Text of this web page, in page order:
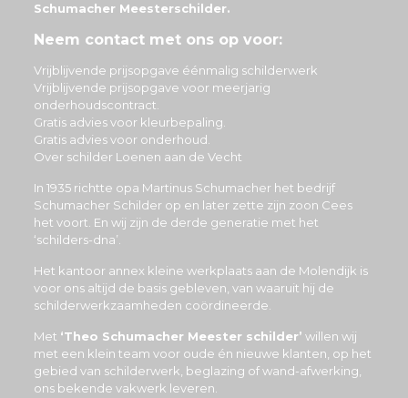
Schumacher Meesterschilder.
Neem contact met ons op voor:
Vrijblijvende prijsopgave éénmalig schilderwerk
Vrijblijvende prijsopgave voor meerjarig
onderhoudscontract.
Gratis advies voor kleurbepaling.
Gratis advies voor onderhoud.
Over schilder Loenen aan de Vecht
In 1935 richtte opa Martinus Schumacher het bedrijf
Schumacher Schilder op en later zette zijn zoon Cees
het voort. En wij zijn de derde generatie met het
‘schilders-dna’.
Het kantoor annex kleine werkplaats aan de Molendijk is
voor ons altijd de basis gebleven, van waaruit hij de
schilderwerkzaamheden coördineerde.
Met ‘Theo Schumacher Meester schilder’ willen wij
met een klein team voor oude én nieuwe klanten, op het
gebied van schilderwerk, beglazing of wand-afwerking,
ons bekende vakwerk leveren.